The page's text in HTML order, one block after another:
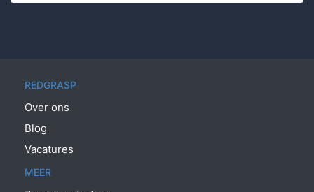
REDGRASP
Over ons
Blog
Vacatures
MEER